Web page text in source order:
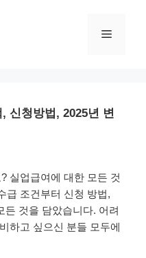
메
신청방법, 2025년 변
실업급여에 대한 모든 것
급 조건부터 신청 방법,
든 것을 담았습니다. 어려
하고 싶으신 분들 모두에